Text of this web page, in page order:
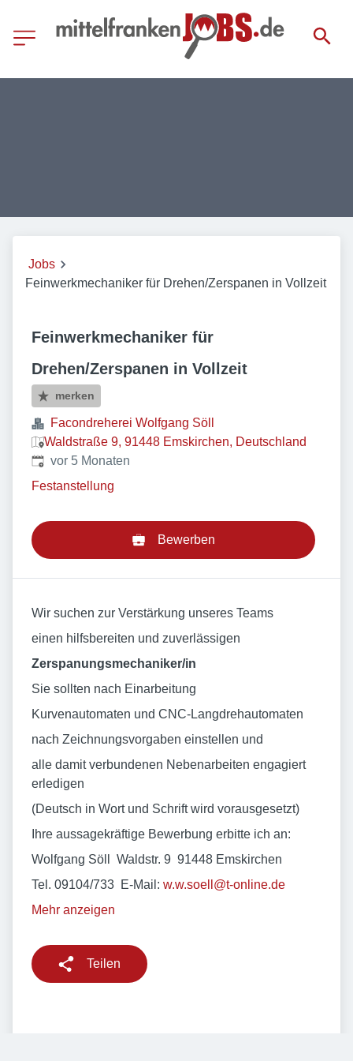
Jobs
Feinwerkmechaniker für Drehen/Zerspanen in Vollzeit
Feinwerkmechaniker für
Drehen/Zerspanen in Vollzeit
merken
Facondreherei Wolfgang Söll
Waldstraße 9, 91448 Emskirchen, Deutschland
Veröffentlicht:
vor 5 Monaten
Festanstellung
Bewerben
Wir suchen zur Verstärkung unseres Teams
einen hilfsbereiten und zuverlässigen
Zerspanungsmechaniker/in
Sie sollten nach Einarbeitung
Kurvenautomaten und CNC-Langdrehautomaten
nach Zeichnungsvorgaben einstellen und
alle damit verbundenen Nebenarbeiten engagiert
erledigen
(Deutsch in Wort und Schrift wird vorausgesetzt)
Ihre aussagekräftige Bewerbung erbitte ich an:
Wolfgang Söll ­ Waldstr. 9 ­ 91448 Emskirchen
Tel. 09104/733 ­ E-Mail: w.w.soell@t-online.de
Mehr anzeigen
Teilen